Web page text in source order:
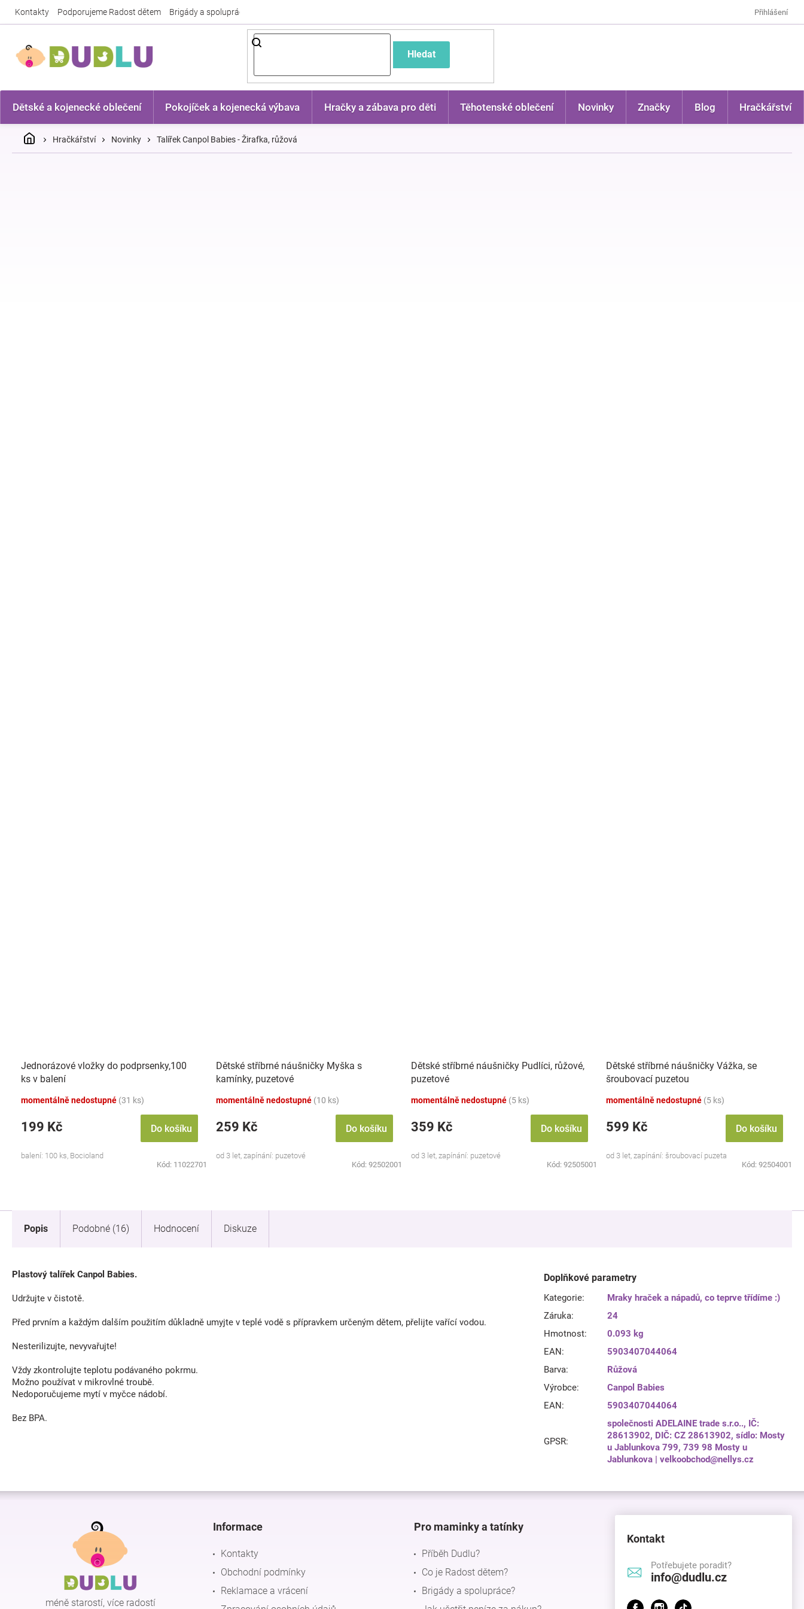
Kontakty Podporujeme Radost dětem Brigády a spolupráce Přihlášení
Hledat
Dětské a kojenecké oblečení Pokojíček a kojenecká výbava Hračky a zábava pro děti Těhotenské oblečení Novinky Značky Blog Hračkářství
DomůHračkářství Novinky Talířek Canpol Babies - Žirafka, růžová
Jednorázové vložky do podprsenky,100
ks v balení
momentálně nedostupné (31 ks)
199 Kč Do košíku
balení: 100 ks, Bocioland
Kód: 11022701
Dětské stříbrné náušničky Myška s
kamínky, puzetové
momentálně nedostupné (10 ks)
259 Kč Do košíku
od 3 let, zapínání: puzetové
Kód: 92502001
Dětské stříbrné náušničky Pudlíci, růžové,
puzetové
momentálně nedostupné (5 ks)
359 Kč Do košíku
od 3 let, zapínání: puzetové
Kód: 92505001
Dětské stříbrné náušničky Vážka, se
šroubovací puzetou
momentálně nedostupné (5 ks)
599 Kč Do košíku
od 3 let, zapínání: šroubovací puzeta
Kód: 92504001
Popis Podobné (16) Hodnocení Diskuze
Plastový talířek Canpol Babies.
Udržujte v čistotě.
Před prvním a každým dalším použitím důkladně umyjte v teplé vodě s přípravkem určeným dětem, přelijte vařící vodou.
Nesterilizujte, nevyvařujte!
Vždy zkontrolujte teplotu podávaného pokrmu.
Možno používat v mikrovlné troubě.
Nedoporučujeme mytí v myčce nádobí.
Bez BPA.
Doplňkové parametry
Kategorie:
Mraky hraček a nápadů, co teprve třídíme :)
Záruka:
24
Hmotnost:
0.093 kg
EAN:
5903407044064
Barva:
Růžová
Výrobce:
Canpol Babies
EAN: 5903407044064
GPSR:
společnosti ADELAINE trade s.r.o.., IČ:
28613902, DIČ: CZ 28613902, sídlo: Mosty
u Jablunkova 799, 739 98 Mosty u
Jablunkova | velkoobchod@nellys.cz
Z
méně starostí, více radostí
Informace
Kontakty
Obchodní podmínky
Reklamace a vrácení
Pro maminky a tatínky
Příběh Dudlu?
Co je Radost dětem?
Brigády a spolupráce?
Kontakt
Potřebujete poradit?
info@dudlu.cz